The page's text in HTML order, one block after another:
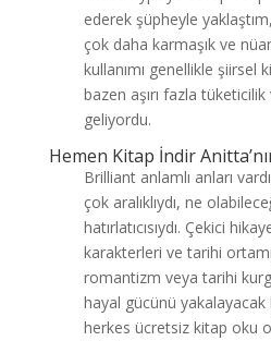
ederek şüpheyle
çok daha karmaşık ve
kullanımı genellikle şiirsel
bazen aşırı fazla
geliyordu.
Hemen Kitap İndir
Brilliant anlamlı anları
çok aralıklıydı, ne
hatırlatıcısıydı. Çekici
karakterleri ve tarihi
romantizm veya tarihi
hayal gücünü
herkes ücretsiz kitap oku